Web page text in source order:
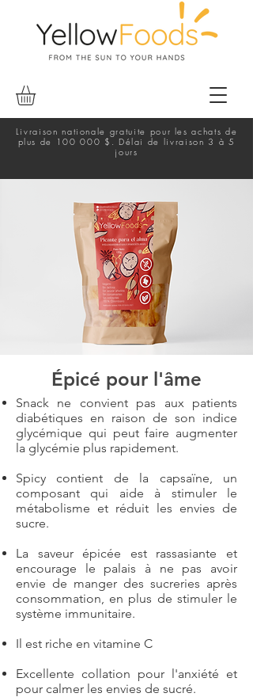
Livraison nationale gratuite pour les achats de
plus de 100 000 $. Délai de livraison 3 à 5
jours
Épicé pour l'âme
Snack ne convient pas aux patients
diabétiques en raison de son indice
glycémique qui peut faire augmenter
la glycémie plus rapidement.
Spicy contient de la capsaïne, un
composant qui aide à stimuler le
métabolisme et réduit les envies de
sucre.
La saveur épicée est rassasiante et
encourage le palais à ne pas avoir
envie de manger des sucreries après
consommation, en plus de stimuler le
système immunitaire.
Il est riche en vitamine C
Excellente collation pour l'anxiété et
pour calmer les envies de sucré.